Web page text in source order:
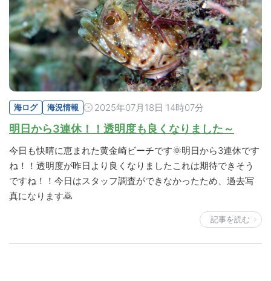
海ログ 海況情報 2025年07月18日 14時07分
明日から3連休！！透明度も良くなりました～
今日も快晴に恵まれた黄金崎ビーチです🌞明日から3連休です
ね！！透明度が昨日より良くなりましたこれは期待できそう
ですね！！今日はスタッフ調査ができなかったため、過去写
真になります🙇
記事を読む